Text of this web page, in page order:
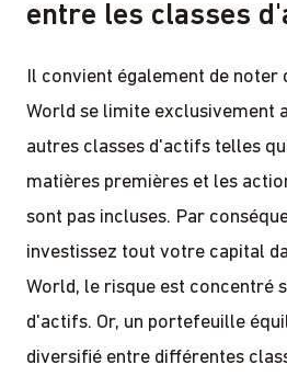
entre les classes
Il convient également de noter
World se limite exclusivement
autres classes d'actifs telles
matières premières et les
sont pas incluses. Par
investissez tout votre capital
World, le risque est concentré
d'actifs. Or, un portefeuille
diversifié entre différentes